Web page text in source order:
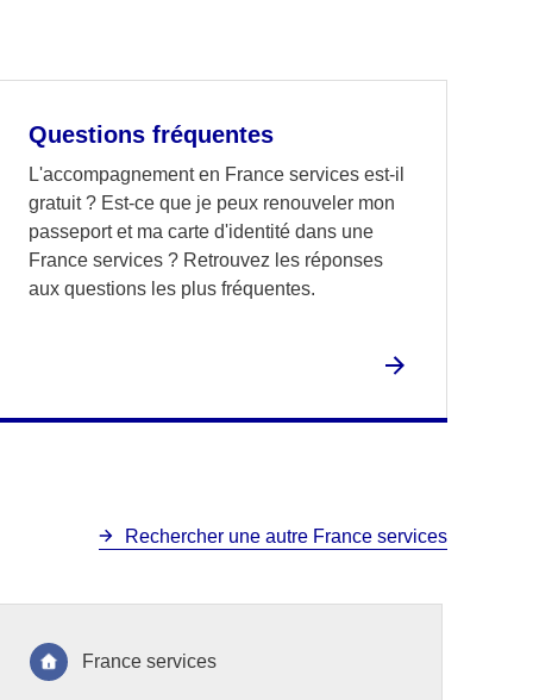
Questions fréquentes
L'accompagnement en France services est-il
gratuit ? Est-ce que je peux renouveler mon
passeport et ma carte d'identité dans une
France services ? Retrouvez les réponses
aux questions les plus fréquentes.
Rechercher une autre France services
France services